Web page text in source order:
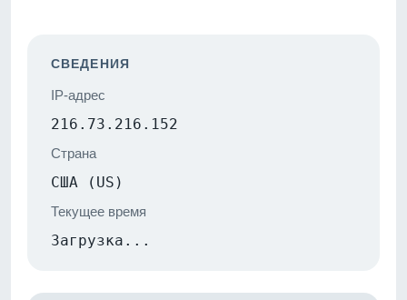
СВЕДЕНИЯ
IP-адрес
216.73.216.152
Страна
США (US)
Текущее время
Загрузка...